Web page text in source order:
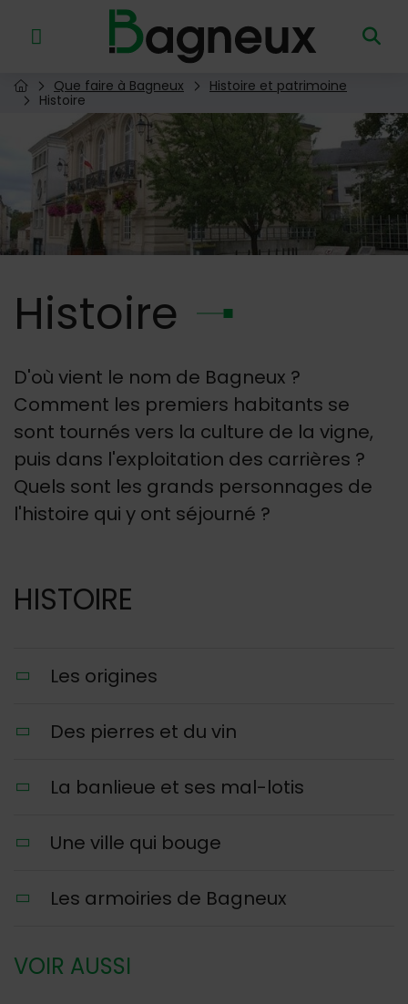
Menu de raccourcis
Retour à l'accueil
Page d'accueil du site
Que faire à Bagneux
Histoire et patrimoine
Histoire
Histoire
D'où vient le nom de Bagneux ?
Comment les premiers habitants se
sont tournés vers la culture de la vigne,
puis dans l'exploitation des carrières ?
Quels sont les grands personnages de
l'histoire qui y ont séjourné ?
HISTOIRE
Les origines
Des pierres et du vin
La banlieue et ses mal-lotis
Une ville qui bouge
Les armoiries de Bagneux
VOIR AUSSI